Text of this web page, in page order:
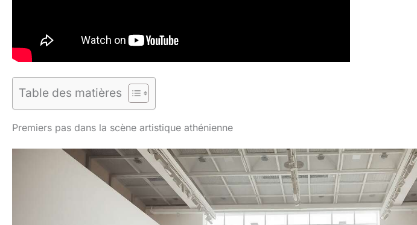
Table des matières
Premiers pas dans la scène artistique athénienne